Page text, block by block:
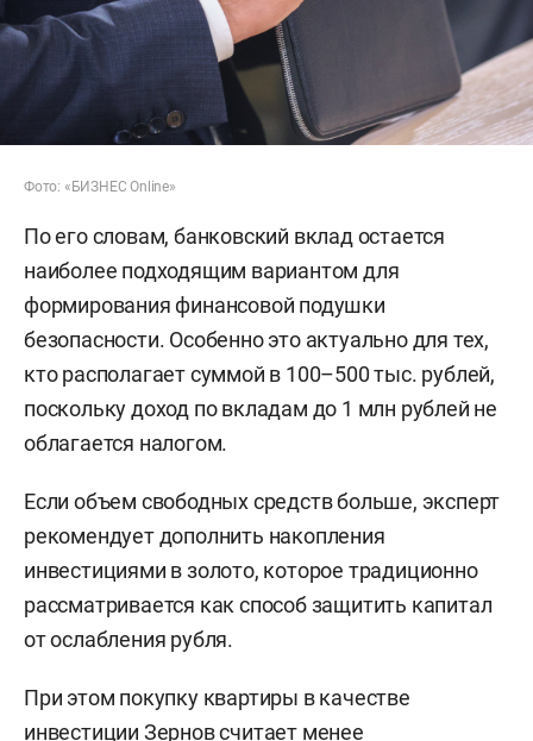
Фото: «БИЗНЕС Online»
По его словам, банковский вклад остается
наиболее подходящим вариантом для
формирования финансовой подушки
безопасности. Особенно это актуально для тех,
кто располагает суммой в 100–500 тыс. рублей,
поскольку доход по вкладам до 1 млн рублей не
облагается налогом.
Если объем свободных средств больше, эксперт
рекомендует дополнить накопления
инвестициями в золото, которое традиционно
рассматривается как способ защитить капитал
от ослабления рубля.
При этом покупку квартиры в качестве
инвестиции Зернов считает менее